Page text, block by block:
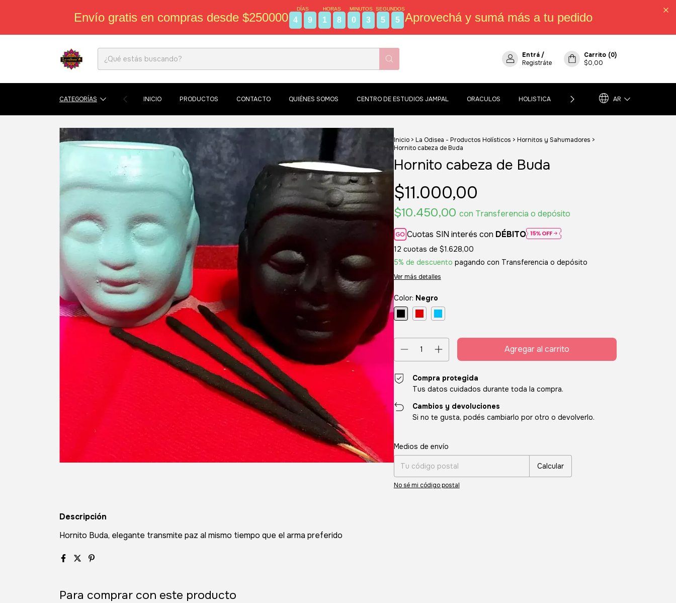
Envío gratis en compras desde $250000
DÍAS
4 9
HORAS
1 8
MINUTOS
0 3
SEGUNDOS
5 4 Aprovechá y sumá más a tu pedido
Entrá /
Registráte
Carrito (0)
$0,00
CATEGORÍAS INICIO PRODUCTOS CONTACTO QUIÉNES SOMOS CENTRO DE ESTUDIOS JAMPAL ORACULOS HOLISTICA POLÍTICA DE CAMBIOS,
AR
Inicio > La Odisea - Productos Holísticos > Hornitos y Sahumadores >
Hornito cabeza de Buda
Hornito cabeza de Buda
$11.000,00
$10.450,00 con Transferencia o depósito
Cuotas SIN interés con DÉBITO
12 cuotas de $1.628,00
5% de descuento pagando con Transferencia o depósito
Ver más detalles
Color: Negro
Compra protegida
Tus datos cuidados durante toda la compra.
Cambios y devoluciones
Si no te gusta, podés cambiarlo por otro o devolverlo.
Entregas para el CP:
Medios de envío
Calcular
No sé mi código postal
Descripción
Hornito Buda, elegante transmite paz al mismo tiempo que el arma preferido
Para comprar con este producto